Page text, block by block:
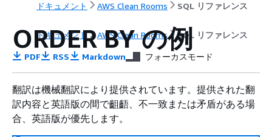
ドキュメント AWS Clean Rooms SQL リファレンス
ドキュメント AWS Clean Rooms SQL リファレンス
ORDER BY の例
PDF RSS Markdown フォーカスモード
翻訳は機械翻訳により提供されています。提供された翻
訳内容と英語版の間で齟齬、不一致または矛盾がある場
合、英語版が優先します。